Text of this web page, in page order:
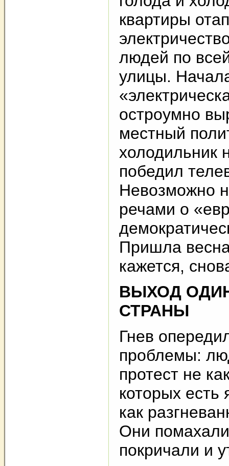
квартиры
людей по
улицы.
остроумно
местный
холодильник
победил
Невозможно
речами о
Пришла
кажется,
ВЫХОД
СТРАНЫ
Гнев
проблемы:
протест не
которых есть
как
Они
покричали и